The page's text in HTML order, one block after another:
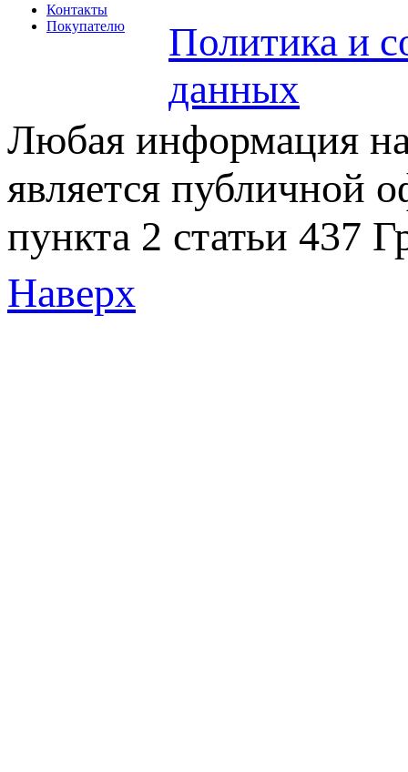
Контакты
Покупателю
Политика и
данных
Любая информация на
является публичной
пункта 2 статьи 437
Наверх